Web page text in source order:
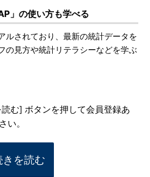
」の使い方も学べる
されており、最新の統計データを
の見方や統計リテラシーなどを学ぶ
む] ボタンを押して会員登録あ
い。
きを読む